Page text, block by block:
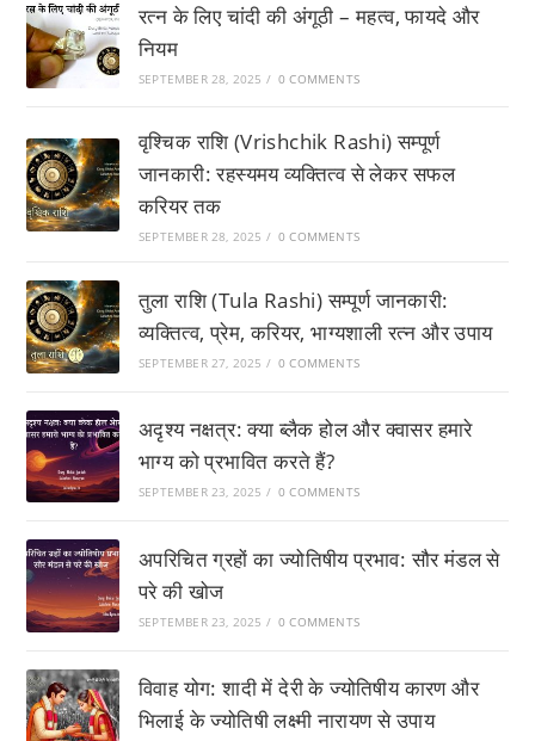
रत्न के लिए चांदी की अंगूठी – महत्व, फायदे और
नियम
SEPTEMBER 28, 2025 / 0 COMMENTS
वृश्चिक राशि (Vrishchik Rashi) सम्पूर्ण
जानकारी: रहस्यमय व्यक्तित्व से लेकर सफल
करियर तक
SEPTEMBER 28, 2025 / 0 COMMENTS
तुला राशि (Tula Rashi) सम्पूर्ण जानकारी:
व्यक्तित्व, प्रेम, करियर, भाग्यशाली रत्न और उपाय
SEPTEMBER 27, 2025 / 0 COMMENTS
अदृश्य नक्षत्र: क्या ब्लैक होल और क्वासर हमारे
भाग्य को प्रभावित करते हैं?
SEPTEMBER 23, 2025 / 0 COMMENTS
अपरिचित ग्रहों का ज्योतिषीय प्रभाव: सौर मंडल से
परे की खोज
SEPTEMBER 23, 2025 / 0 COMMENTS
विवाह योग: शादी में देरी के ज्योतिषीय कारण और
भिलाई के ज्योतिषी लक्ष्मी नारायण से उपाय